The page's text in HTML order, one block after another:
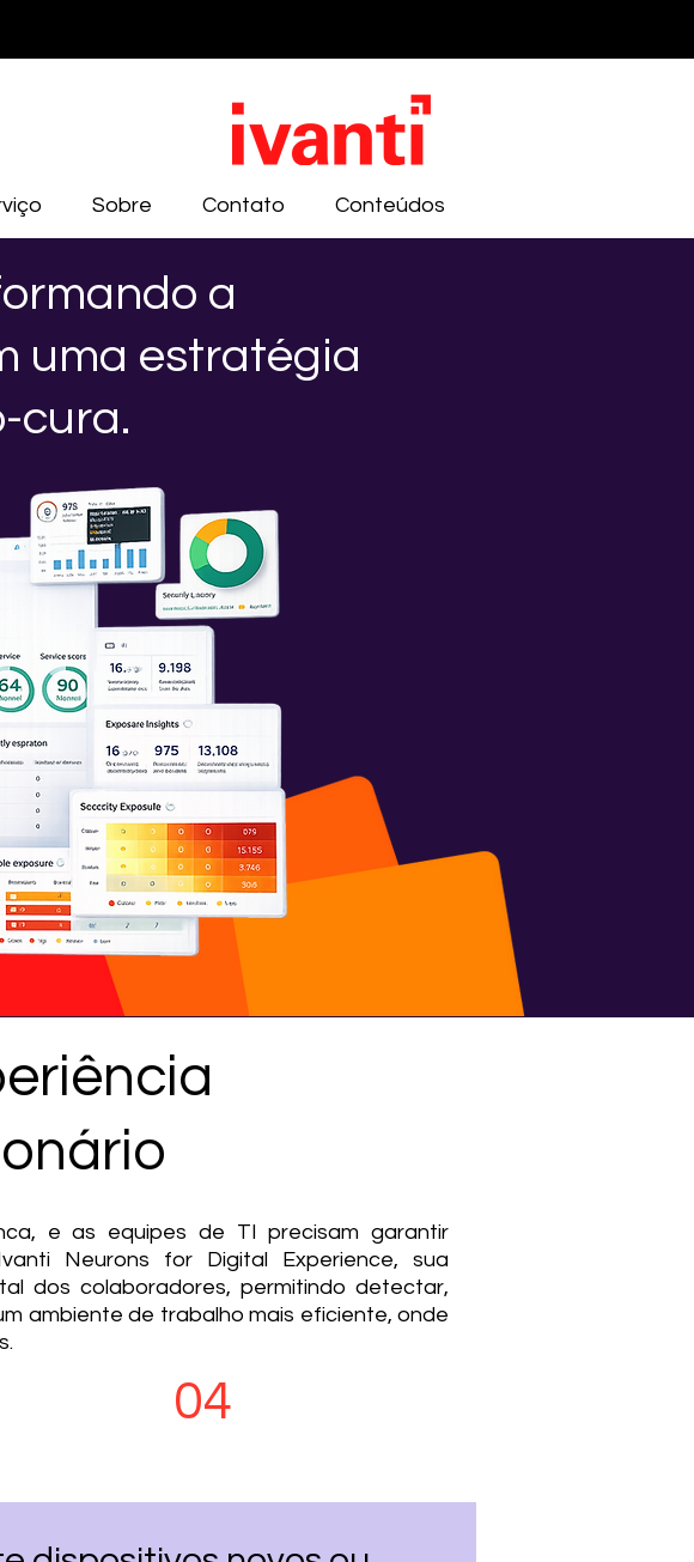
Sobre Contato Conteúdos
a
uma estratégia
cura.
e as equipes de TI precisam garantir
Neurons for Digital Experience, sua
dos colaboradores, permitindo detectar,
ambiente de trabalho mais eficiente, onde
04